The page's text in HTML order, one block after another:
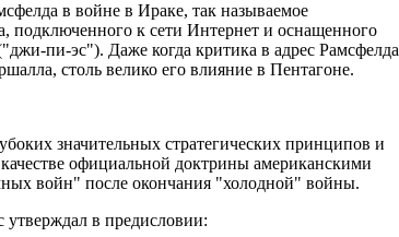
в войне в Ираке, так называемое
подключенного к сети Интернет и оснащенного
пи-эс"). Даже когда критика в адрес Рамсфелда
столь велико его влияние в Пентагоне.
значительных стратегических принципов и
официальной доктрины американскими
войн" после окончания "холодной" войны.
в предисловии: